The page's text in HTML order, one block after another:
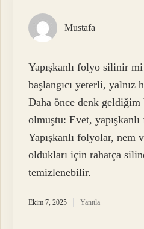
Mustafa
Yapışkanlı folyo silinir mi
başlangıcı yeterli, yalnız
Daha önce denk
olmuştu: Evet,
Yapışkanlı folyolar, nem
oldukları için rahatça
temizlenebilir.
Ekim 7, 2025 Yanıtla